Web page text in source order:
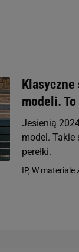
modeli.
Jesienią
model. Takie
perełki.
IP, W